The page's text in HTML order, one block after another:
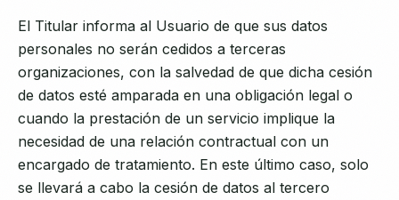
El Titular informa al Usuario de que sus datos
personales no serán cedidos a terceras
organizaciones, con la salvedad de que dicha cesión
de datos esté amparada en una obligación legal o
cuando la prestación de un servicio implique la
necesidad de una relación contractual con un
encargado de tratamiento. En este último caso, solo
se llevará a cabo la cesión de datos al tercero